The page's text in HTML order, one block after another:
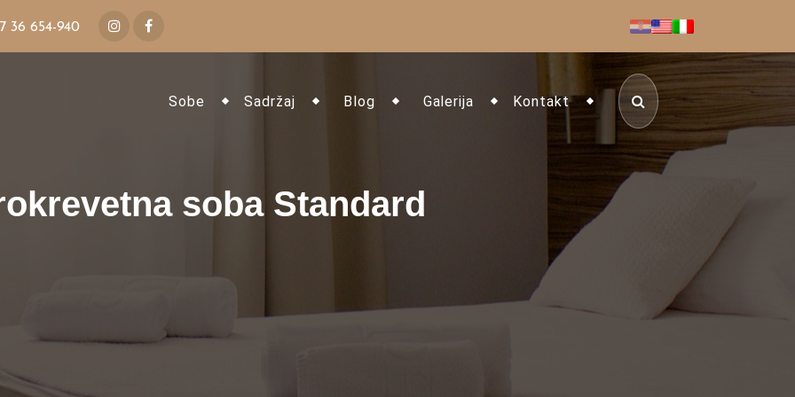
36 654-940
Sobe Sadržaj Blog Galerija Kontakt
soba Standard